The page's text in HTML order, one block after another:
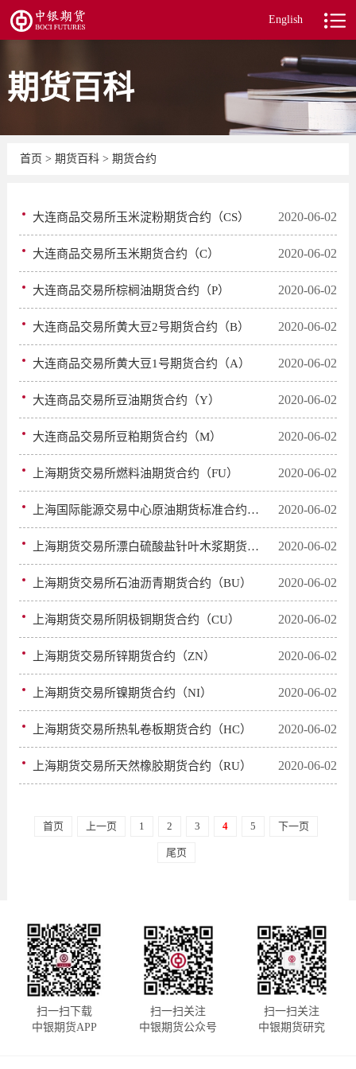
English
期货百科
首页 > 期货百科 > 期货合约
大连商品交易所玉米淀粉期货合约（CS） 2020-06-02
大连商品交易所玉米期货合约（C） 2020-06-02
大连商品交易所棕榈油期货合约（P） 2020-06-02
大连商品交易所黄大豆2号期货合约（B） 2020-06-02
大连商品交易所黄大豆1号期货合约（A） 2020-06-02
大连商品交易所豆油期货合约（Y） 2020-06-02
大连商品交易所豆粕期货合约（M） 2020-06-02
上海期货交易所燃料油期货合约（FU） 2020-06-02
上海国际能源交易中心原油期货标准合约（SC） 2020-06-02
上海期货交易所漂白硫酸盐针叶木浆期货合约（SP） 2020-06-02
上海期货交易所石油沥青期货合约（BU） 2020-06-02
上海期货交易所阴极铜期货合约（CU） 2020-06-02
上海期货交易所锌期货合约（ZN） 2020-06-02
上海期货交易所镍期货合约（NI） 2020-06-02
上海期货交易所热轧卷板期货合约（HC） 2020-06-02
上海期货交易所天然橡胶期货合约（RU） 2020-06-02
首页 上一页 1 2 3 4 5 下一页
尾页
扫一扫下载
中银期货APP
扫一扫关注
中银期货公众号
扫一扫关注
中银期货研究